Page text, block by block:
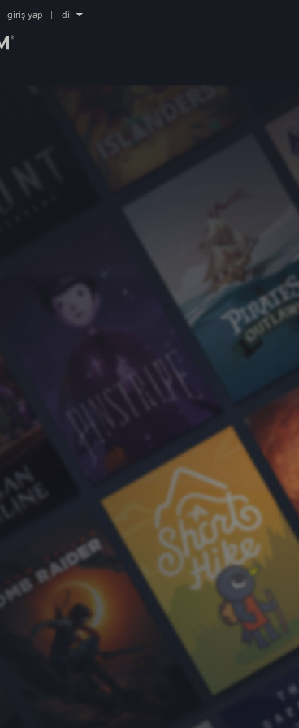
giriş yap dil